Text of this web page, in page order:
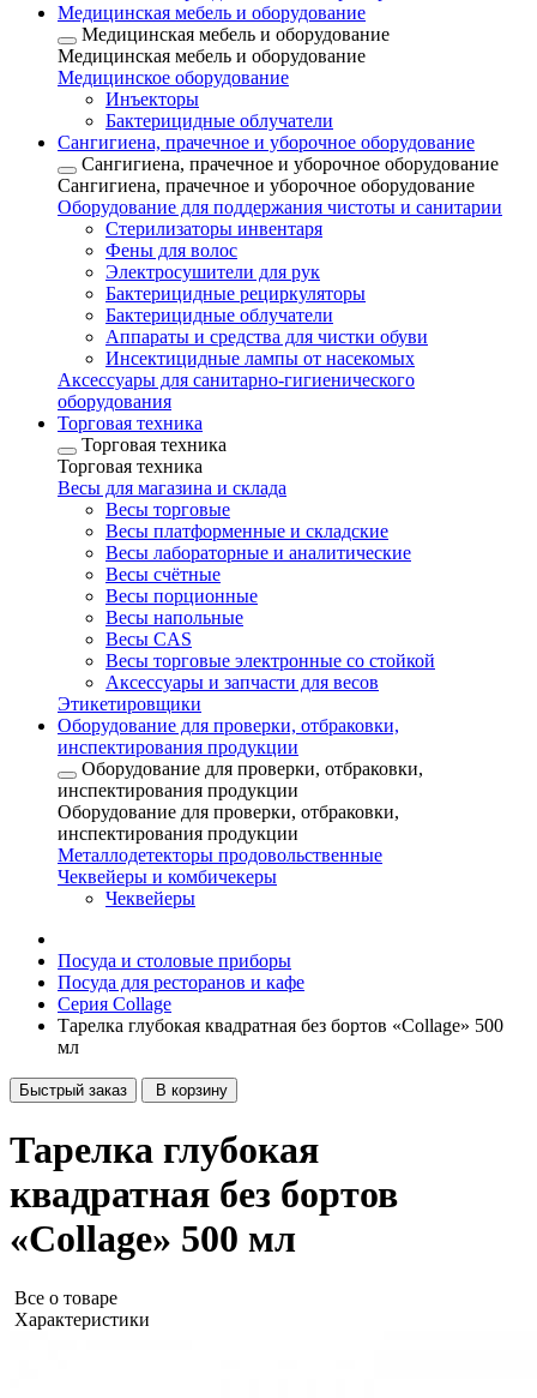
Медицинская мебель и оборудование
Медицинская мебель и оборудование
Медицинская мебель и оборудование
Медицинское оборудование
Инъекторы
Бактерицидные облучатели
Сангигиена, прачечное и уборочное оборудование
Сангигиена, прачечное и уборочное оборудование
Сангигиена, прачечное и уборочное оборудование
Оборудование для поддержания чистоты и санитарии
Стерилизаторы инвентаря
Фены для волос
Электросушители для рук
Бактерицидные рециркуляторы
Бактерицидные облучатели
Аппараты и средства для чистки обуви
Инсектицидные лампы от насекомых
Аксессуары для санитарно-гигиенического
оборудования
Торговая техника
Торговая техника
Торговая техника
Весы для магазина и склада
Весы торговые
Весы платформенные и складские
Весы лабораторные и аналитические
Весы счётные
Весы порционные
Весы напольные
Весы CAS
Весы торговые электронные со стойкой
Аксессуары и запчасти для весов
Этикетировщики
Оборудование для проверки, отбраковки,
инспектирования продукции
Оборудование для проверки, отбраковки,
инспектирования продукции
Оборудование для проверки, отбраковки,
инспектирования продукции
Металлодетекторы продовольственные
Чеквейеры и комбичекеры
Чеквейеры
Посуда и столовые приборы
Посуда для ресторанов и кафе
Серия Collage
Тарелка глубокая квадратная без бортов «Collage» 500
мл
Быстрый заказ В корзину
Тарелка глубокая
квадратная без бортов
«Collage» 500 мл
Все о товаре
Характеристики